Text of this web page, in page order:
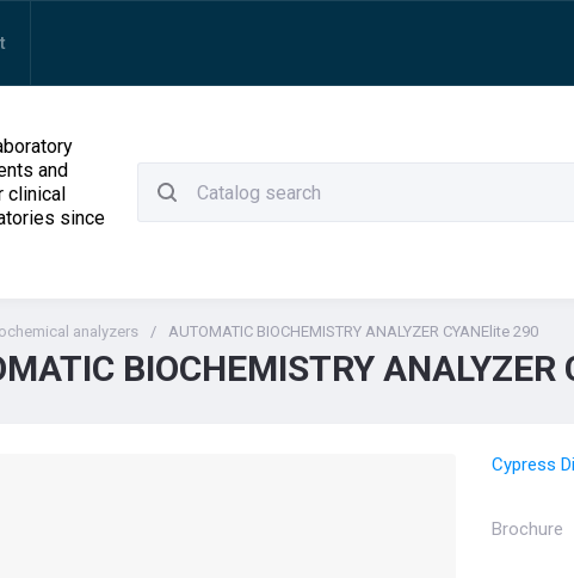
and
clinical
since
analyzers / AUTOMATIC BIOCHEMISTRY ANALYZER CYANElite 290
BIOCHEMISTRY
Cypress
Brochure